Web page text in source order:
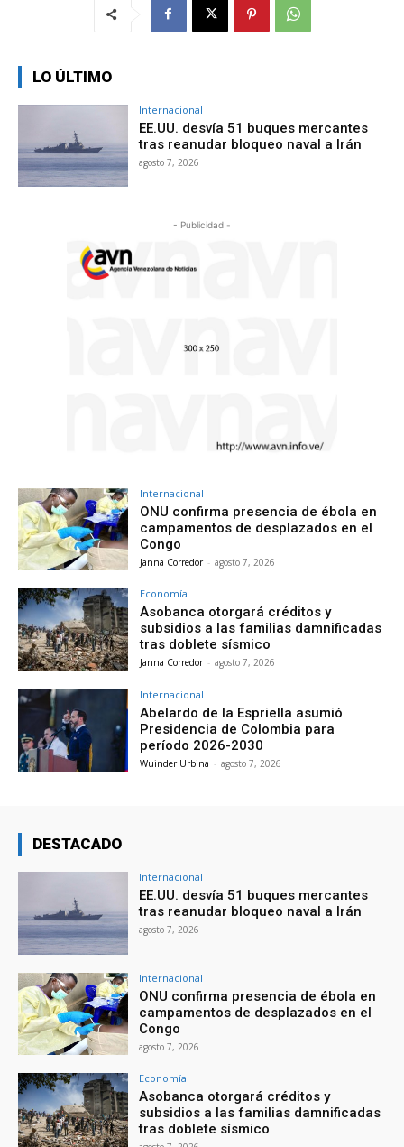
LO ÚLTIMO
Internacional
EE.UU. desvía 51 buques mercantes
tras reanudar bloqueo naval a Irán
agosto 7, 2026
- Publicidad -
Internacional
ONU confirma presencia de ébola en
campamentos de desplazados en el
Congo
Janna Corredor - agosto 7, 2026
Economía
Asobanca otorgará créditos y
subsidios a las familias damnificadas
tras doblete sísmico
Janna Corredor - agosto 7, 2026
Internacional
Abelardo de la Espriella asumió
Presidencia de Colombia para
período 2026-2030
Wuinder Urbina - agosto 7, 2026
DESTACADO
Internacional
EE.UU. desvía 51 buques mercantes
tras reanudar bloqueo naval a Irán
agosto 7, 2026
Internacional
ONU confirma presencia de ébola en
campamentos de desplazados en el
Congo
agosto 7, 2026
Economía
Asobanca otorgará créditos y
subsidios a las familias damnificadas
tras doblete sísmico